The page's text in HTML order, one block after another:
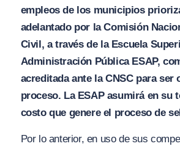
empleos de los municipios
adelantado por la Comisión
Civil, a través de la Escuela
Administración Pública ESAP,
acreditada ante la CNSC para ser
proceso. La ESAP asumirá en su
costo que genere el proceso de
Por lo anterior, en uso de sus